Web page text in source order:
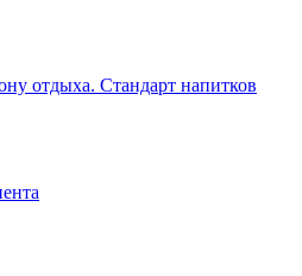
отдыха. Стандарт напитков